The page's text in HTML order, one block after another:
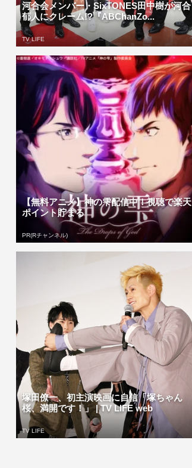
河合会メンバー・SixTONES田中樹が河合
郁人にクレーム!?『ABChanZo...
TV LIFE
【無料アニメ】神の雫配信中！視聴で楽天
ポイント貯まる
PR(Rチャンネル)
塚田僚一、初主演映画に自信「塚ちゃん
桜、満開です！」 | TV LIFE web
TV LIFE